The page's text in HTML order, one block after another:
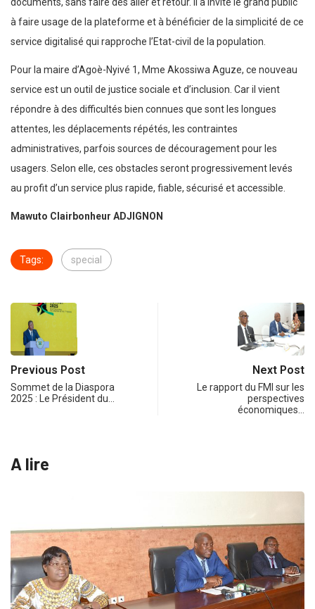
documents, sans faire des aller et retour. Il a invité le grand public
à faire usage de la plateforme et à bénéficier de la simplicité de ce
service digitalisé qui rapproche l’Etat-civil de la population.
Pour la maire d’Agoè-Nyivé 1, Mme Akossiwa Aguze, ce nouveau
service est un outil de justice sociale et d’inclusion. Car il vient
répondre à des difficultés bien connues que sont les longues
attentes, les déplacements répétés, les contraintes
administratives, parfois sources de découragement pour les
usagers. Selon elle, ces obstacles seront progressivement levés
au profit d’un service plus rapide, fiable, sécurisé et accessible.
Mawuto Clairbonheur ADJIGNON
Tags: special
Previous Post
Sommet de la Diaspora
2025 : Le Président du…
Next Post
Le rapport du FMI sur les
perspectives
économiques…
A lire